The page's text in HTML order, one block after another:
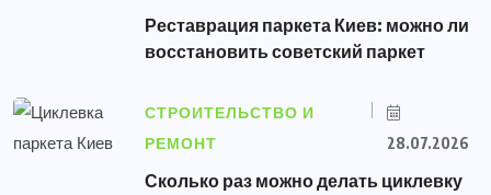
Реставрация паркета Киев: можно ли
восстановить советский паркет
СТРОИТЕЛЬСТВО И
РЕМОНТ
28.07.2026
Сколько раз можно делать циклевку